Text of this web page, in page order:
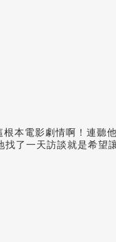
本電影劇情啊！連聽
找了一天訪談就是希望